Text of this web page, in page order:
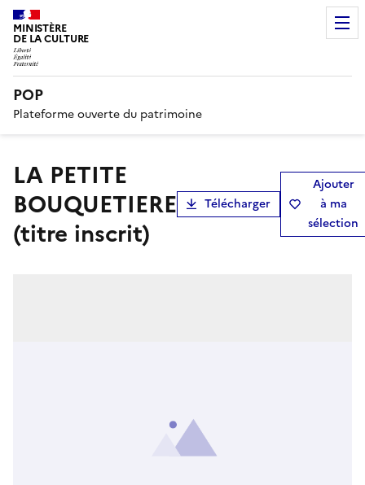
MINISTÈRE
DE LA CULTURE
POP
Plateforme ouverte du patrimoine
LA PETITE
BOUQUETIERE
(titre inscrit)
Télécharger
Ajouter
à ma
sélection